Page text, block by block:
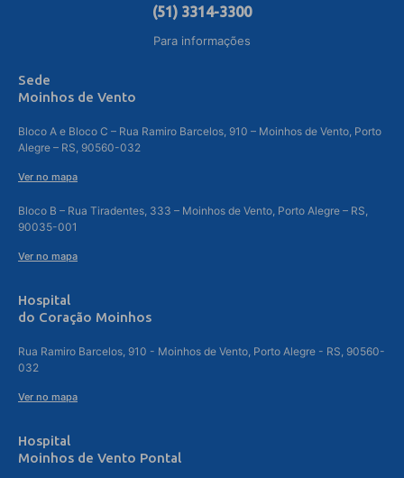
(51) 3314-3300
Para informações
Sede
Moinhos de Vento
Bloco A e Bloco C – Rua Ramiro Barcelos, 910 – Moinhos de Vento, Porto
Alegre – RS, 90560-032
Ver no mapa
Bloco B – Rua Tiradentes, 333 – Moinhos de Vento, Porto Alegre – RS,
90035-001
Ver no mapa
Hospital
do Coração Moinhos
Rua Ramiro Barcelos, 910 - Moinhos de Vento, Porto Alegre - RS, 90560-
032
Ver no mapa
Hospital
Moinhos de Vento Pontal